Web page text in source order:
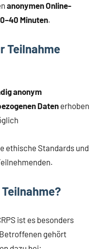
anonymen Online-
Minuten.
Teilnahme
anonym
Daten erhoben
ethische Standards und
ist es besonders
gehört